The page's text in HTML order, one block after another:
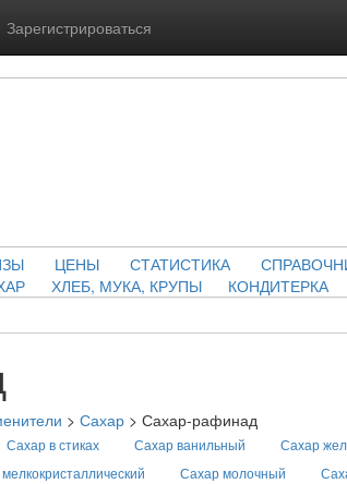
Зарегистрироваться
ЦЕНЫ СТАТИСТИКА
ХЛЕБ, МУКА, КРУПЫ КОНДИТЕРКА
> Сахар > Сахар-рафинад
Сахар в стиках Сахар ванильный Сахар
Сахар молочный